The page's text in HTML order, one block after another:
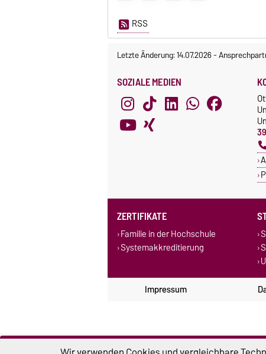
RSS
Letzte Änderung: 14.07.2026-
SOZIALE MEDIEN
ZERTIFIKATE
Familie in der Hochschule
Systemakkreditierung
Impressum